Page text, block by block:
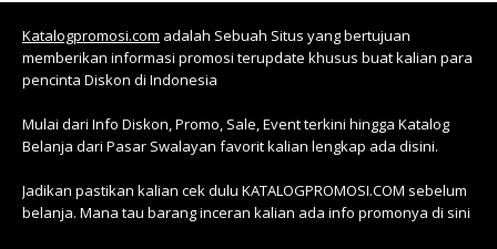
Katalogpromosi.com adalah Sebuah Situs yang bertujuan
memberikan informasi promosi terupdate khusus buat kalian para
pencinta Diskon di Indonesia
Mulai dari Info Diskon, Promo, Sale, Event terkini hingga Katalog
Belanja dari Pasar Swalayan favorit kalian lengkap ada disini.
Jadikan pastikan kalian cek dulu KATALOGPROMOSI.COM sebelum
belanja. Mana tau barang inceran kalian ada info promonya di sini